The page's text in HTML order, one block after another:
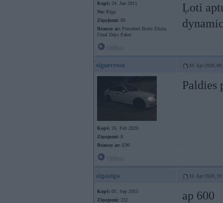
Kopš: 24. Jan 2011
No: Rīga
Ziņojumi: 89
Braucu ar: President Boris Eltzin
Final Days Paket
Ļoti
sigurcross 10. Apr 2020,
Kopš: 26. Feb 2020
Ziņojumi: 8
Braucu ar: E90
Paldies
zigaziga 10. Apr 2020,
Kopš: 05. Sep 2015
Ziņojumi: 232
ap 600